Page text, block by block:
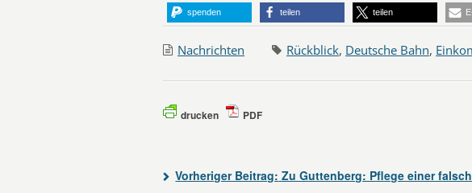
spenden teilen teilen
Nachrichten Rückblick, Deutsche Bahn,
drucken PDF
Vorheriger Beitrag: Zu Guttenberg: Pflege einer